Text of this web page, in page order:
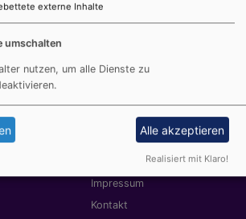
einen Kurzfilm und Hintergrundinfos
Fußbereichsmenü
Impressum
Kontakt
externe Inhalte
umschalten
nutzen, um alle Dienste zu
Alle akzeptieren
Realisiert mit Klaro!